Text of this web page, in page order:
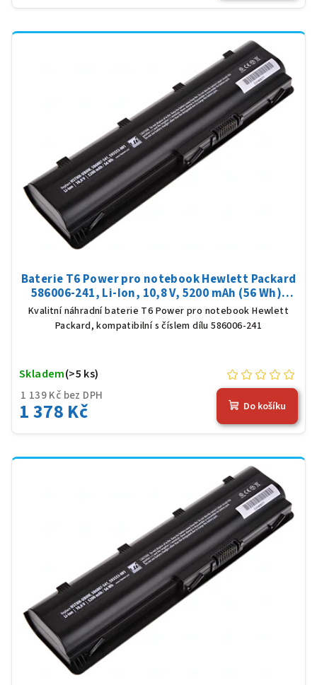
Baterie T6 Power pro notebook Hewlett Packard
586006-241, Li-Ion, 10,8 V, 5200 mAh (56 Wh),
černá
Kvalitní náhradní baterie T6 Power pro notebook Hewlett
Packard, kompatibilní s číslem dílu 586006-241
1 139 Kč bez DPH
1 378 Kč
Skladem(>5 ks)
Do košíku